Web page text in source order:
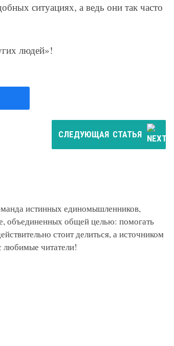
ситуациях, а ведь они так часто
людей»!
СЛЕДУЮЩАЯ СТАТЬЯ
истинных единомышленников,
объединенных общей целью: помогать
стоит делиться, а источником
любимые читатели!